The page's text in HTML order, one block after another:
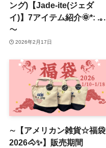
ング)【Jade-ite(ジェダ
イ)】7アイテム紹介🌞*: .｡.
～
2026年2月17日
∼【アメリカン雑貨☆福袋
2026🐴✨】販売期間